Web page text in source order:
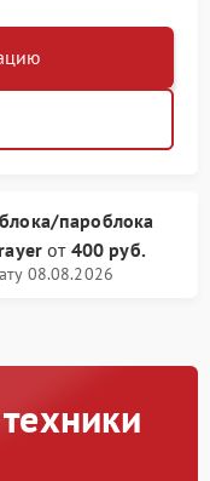
пароблока
от 400 руб.
08.08.2026